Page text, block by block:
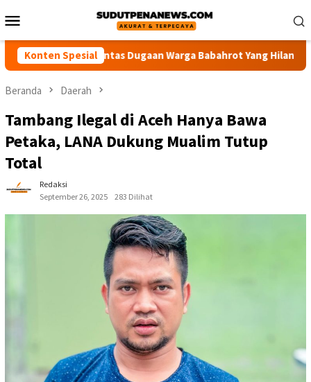
ke
Mobile
Konten Spesial
Usut Tuntas Dugaan Warga Babahrot Yang Hilang Secara
Beranda Daerah
Tambang Ilegal di Aceh Hanya Bawa
Petaka, LANA Dukung Mualim Tutup
Total
Redaksi
September 26, 2025
283 Dilihat